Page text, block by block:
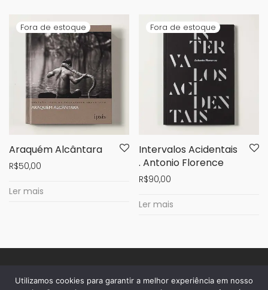
Araquém Alcântara
R$50,00
Ler mais
Intervalos Acidentais
. Antonio Florence
R$90,00
Ler mais
Utilizamos cookies para garantir a melhor experiência em nosso